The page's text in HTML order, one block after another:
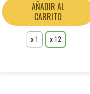
AÑADIR AL
CARRITO
x 1 x 12